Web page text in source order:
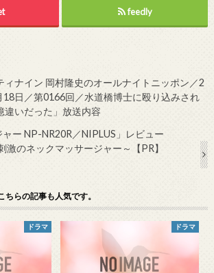
feedly
ィナイン 岡村隆史のオールナイトニッポン／2
18日／第0166回／水道橋博士に殴り込みされ
違いだった」放送内容
ャー NP-NR20R／NIPLUS」レビュー
激のネックマッサージャー～【PR】
ちらの記事も人気です。
ドラマ ドラマ